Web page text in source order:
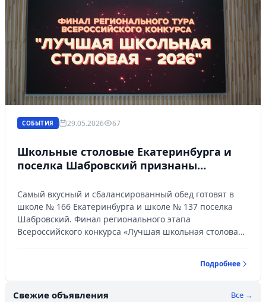
СОБЫТИЯ 29.05.2026 67
Школьные столовые Екатеринбурга и
поселка Шабровский признаны
детского питания
Самый вкусный и сбалансированный обед готовят в
школе № 166 Екатеринбурга и школе № 137 поселка
Шабровский. Финал регионального этапа
Всероссийского конкурса «Лучшая школьная столовая
в региональной системе школьного питания.Подробнее
Свежие объявления Все →